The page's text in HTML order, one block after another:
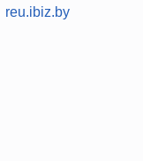
reu.ibiz.by